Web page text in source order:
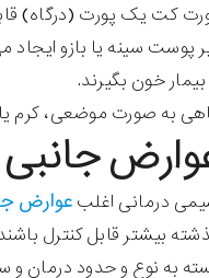
کت یک پورت (درگاه)
پوست سینه یا بازو
بیمار خون بگیرند.
به صورت موضعی، کرم
درمانی اغلبعوارض
بیشتر قابل کنترل
به نوع و حدود درمان و